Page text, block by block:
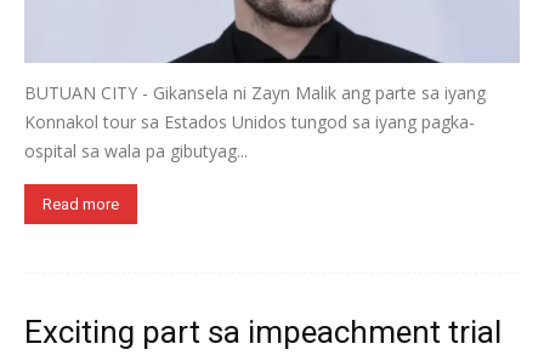
BUTUAN CITY - Gikansela ni Zayn Malik ang parte sa iyang
Konnakol tour sa Estados Unidos tungod sa iyang pagka-
ospital sa wala pa gibutyag...
Read more
Exciting part sa impeachment trial